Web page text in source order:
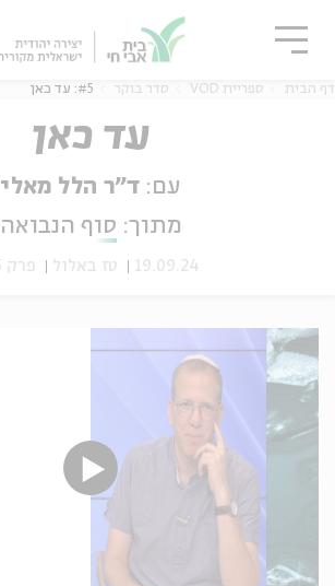
אנגלית
דף הבית ספריית VOD סדר בוקר #5: עד כאן
עד כאן
עם: ד"ר הלל מאלי
מתוך: סוף הנבואה
19.09.24 טז באלול פרק 5
סגור